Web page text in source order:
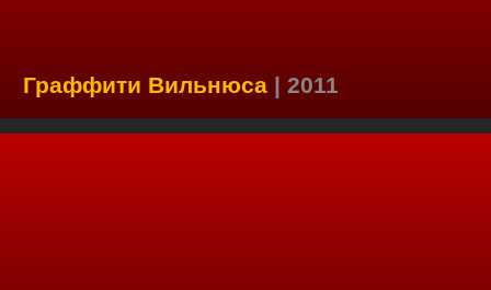
Граффити Вильнюса | 2011